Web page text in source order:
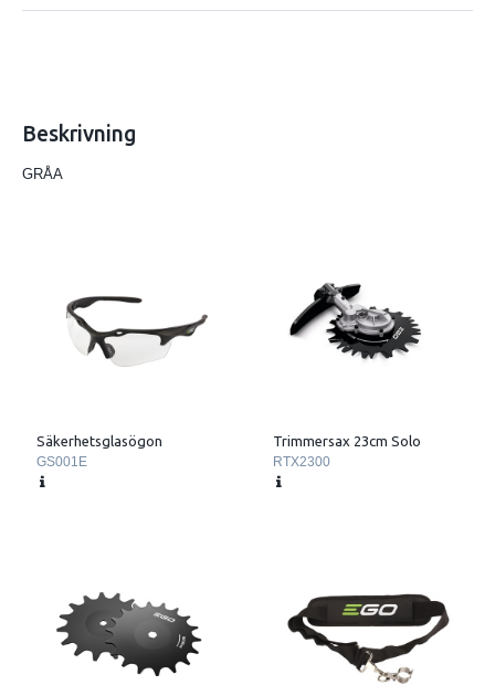
Beskrivning
GRÅA
Säkerhetsglasögon
GS001E
Trimmersax 23cm Solo
RTX2300